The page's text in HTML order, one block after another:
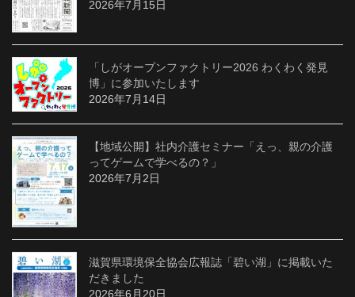
2026年7月15日
「しがオープンファクトリー2026 わくわく発見
博」に参加いたします
2026年7月14日
【地域公開】社内介護セミナー「えっ、親の介護
ってゲームで学べるの？」
2026年7月2日
滋賀県環境保全協会広報誌「碧い湖」に掲載いた
だきました
2026年6月20日